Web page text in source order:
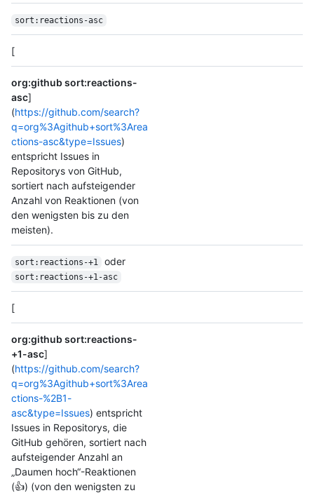
sort:reactions-asc
[
org:github sort:reactions-
asc]
(https://github.com/search?
q=org%3Agithub+sort%3Area
ctions-asc&type=Issues)
entspricht Issues in
Repositorys von GitHub,
sortiert nach aufsteigender
Anzahl von Reaktionen (von
den wenigsten bis zu den
meisten).
sort:reactions-+1 oder
sort:reactions-+1-asc
[
org:github sort:reactions-
+1-asc]
(https://github.com/search?
q=org%3Agithub+sort%3Area
ctions-%2B1-
asc&type=Issues) entspricht
Issues in Repositorys, die
GitHub gehören, sortiert nach
aufsteigender Anzahl an
„Daumen hoch“-Reaktionen
(👍) (von den wenigsten zu